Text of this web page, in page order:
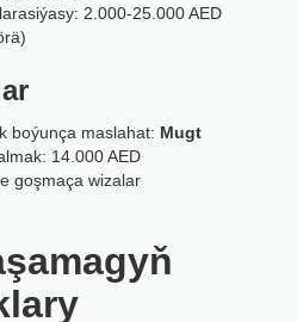
2.000-25.000 AED
boýunça maslahat: Mugt
14.000 AED
goşmaça wizalar